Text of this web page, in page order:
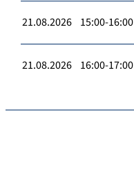
21.08.2026 15:00-16:00
21.08.2026 16:00-17:00